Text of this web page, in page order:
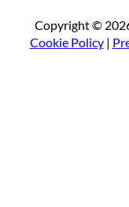
Copyright ©
Cookie Policy|